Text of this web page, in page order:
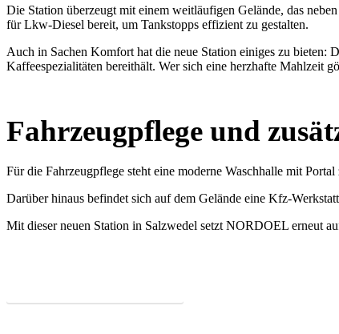
Die Station überzeugt mit einem weitläufigen Gelände, das
für Lkw-Diesel bereit, um Tankstopps effizient zu gestalten.
Auch in Sachen Komfort hat die neue Station einiges zu bieten:
Kaffeespezialitäten bereithält. Wer sich eine herzhafte Mahlzeit
Fahrzeugpflege und
Für die Fahrzeugpflege steht eine moderne Waschhalle mit
Darüber hinaus befindet sich auf dem Gelände eine Kfz-
Mit dieser neuen Station in Salzwedel setzt NORDOEL erneut